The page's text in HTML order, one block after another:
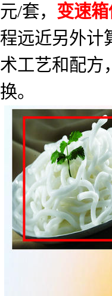
元/套， 变速
程远近另外计
术工艺和配方
换。